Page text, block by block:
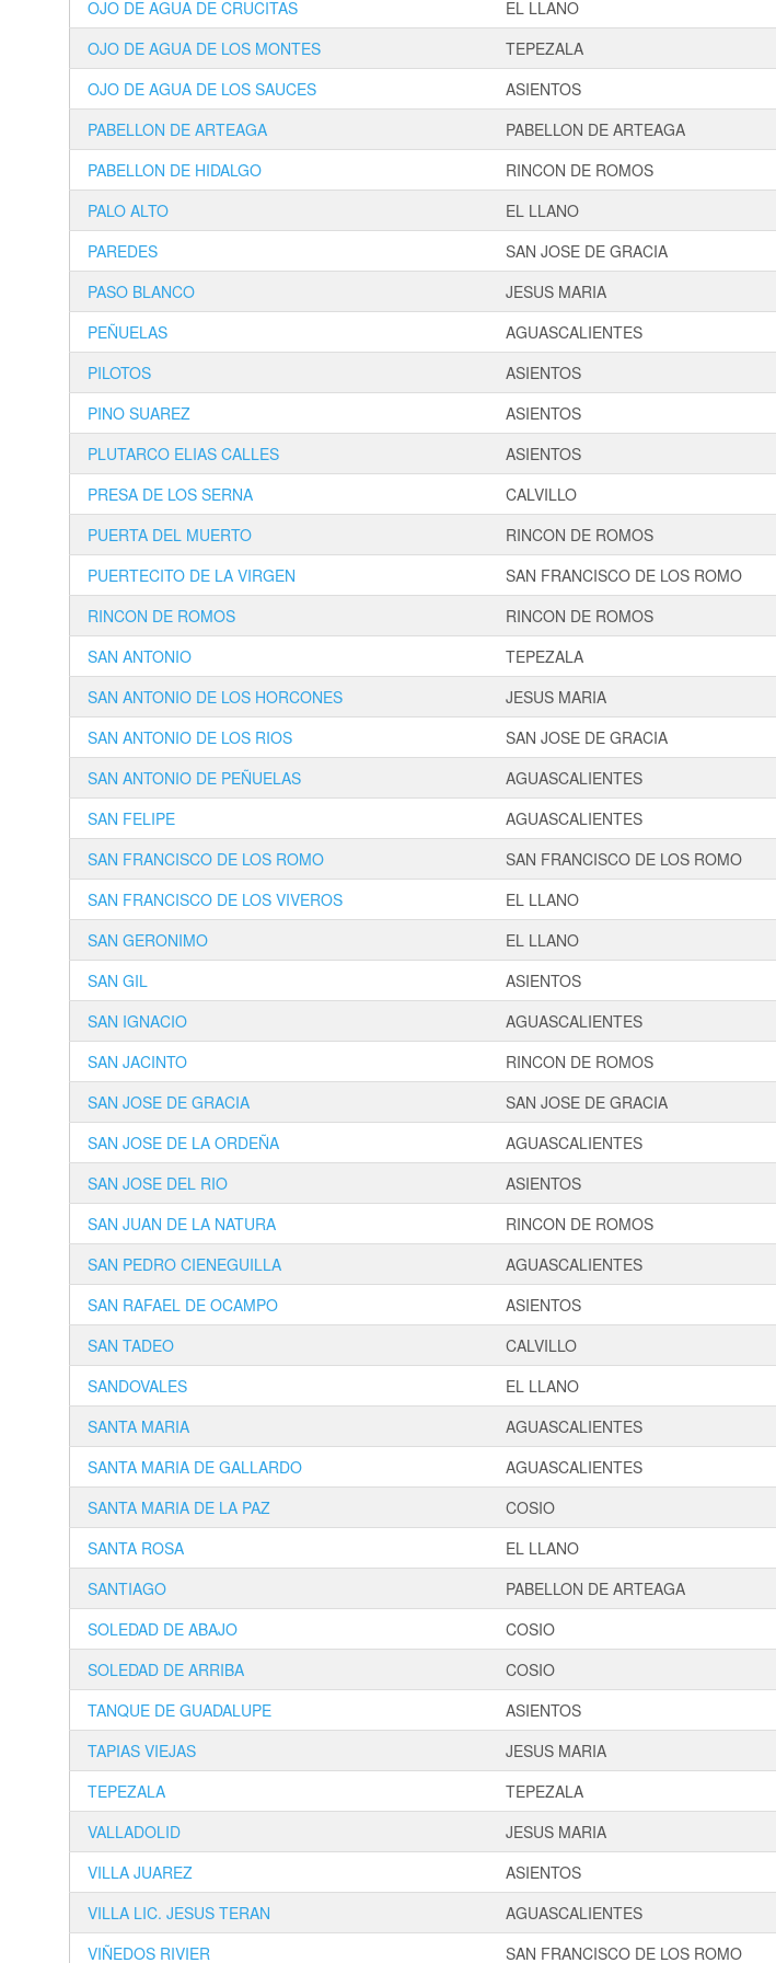
OJO DE AGUA DE CRUCITAS EL LLANO
OJO DE AGUA DE LOS MONTES
TEPEZALA
OJO DE AGUA DE LOS SAUCES
ASIENTOS
PABELLON DE ARTEAGA
PABELLON DE ARTEAGA
PABELLON DE HIDALGO
RINCON DE ROMOS
PALO ALTO
EL LLANO
PAREDES
SAN JOSE DE GRACIA
PASO BLANCO
JESUS MARIA
PEÑUELAS
AGUASCALIENTES
PILOTOS
ASIENTOS
PINO SUAREZ
ASIENTOS
PLUTARCO ELIAS CALLES
ASIENTOS
PRESA DE LOS SERNA
CALVILLO
PUERTA DEL MUERTO
RINCON DE ROMOS
PUERTECITO DE LA VIRGEN
SAN FRANCISCO DE LOS ROMO
RINCON DE ROMOS
RINCON DE ROMOS
SAN ANTONIO
TEPEZALA
SAN ANTONIO DE LOS HORCONES
JESUS MARIA
SAN ANTONIO DE LOS RIOS
SAN JOSE DE GRACIA
SAN ANTONIO DE PEÑUELAS
AGUASCALIENTES
SAN FELIPE
AGUASCALIENTES
SAN FRANCISCO DE LOS ROMO
SAN FRANCISCO DE LOS ROMO
SAN FRANCISCO DE LOS VIVEROS
EL LLANO
SAN GERONIMO
EL LLANO
SAN GIL
ASIENTOS
SAN IGNACIO
AGUASCALIENTES
SAN JACINTO
RINCON DE ROMOS
SAN JOSE DE GRACIA
SAN JOSE DE GRACIA
SAN JOSE DE LA ORDEÑA
AGUASCALIENTES
SAN JOSE DEL RIO
ASIENTOS
SAN JUAN DE LA NATURA
RINCON DE ROMOS
SAN PEDRO CIENEGUILLA
AGUASCALIENTES
SAN RAFAEL DE OCAMPO
ASIENTOS
SAN TADEO
CALVILLO
SANDOVALES
EL LLANO
SANTA MARIA
AGUASCALIENTES
SANTA MARIA DE GALLARDO
AGUASCALIENTES
SANTA MARIA DE LA PAZ
COSIO
SANTA ROSA
EL LLANO
SANTIAGO
PABELLON DE ARTEAGA
SOLEDAD DE ABAJO
COSIO
SOLEDAD DE ARRIBA
COSIO
TANQUE DE GUADALUPE
ASIENTOS
TAPIAS VIEJAS
JESUS MARIA
TEPEZALA
TEPEZALA
VALLADOLID
JESUS MARIA
VILLA JUAREZ
ASIENTOS
VILLA LIC. JESUS TERAN
AGUASCALIENTES
VIÑEDOS RIVIER
SAN FRANCISCO DE LOS ROMO